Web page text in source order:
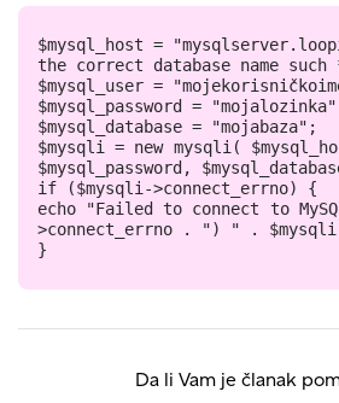
$mysql_host =
the correct database name
$mysql_user =
$mysql_password =
$mysql_database = "mojabaza";
$mysqli = new mysqli(
$mysql_password,
if ($mysqli->connect_errno) {
echo "Failed to connect to
>connect_errno . ") " .
Da li Vam je članak